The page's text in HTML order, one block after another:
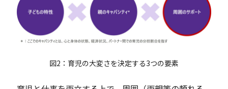
図2：育児の大変さを決定する3つの要素